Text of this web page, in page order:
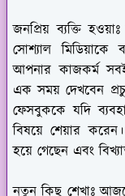
জনপ্রিয় ব্যক্তি হওয়াঃ
সোশ্যাল
আপনার কাজকর্ম
এক সময় দেখবেন
ফেসবুককে যদি
বিষয়ে শেয়ার
হয়ে গেছেন এবং
নতুন কিছু শেখাঃ